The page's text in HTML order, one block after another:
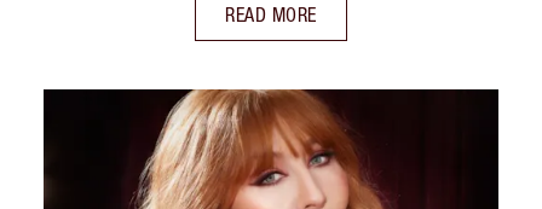
READ MORE